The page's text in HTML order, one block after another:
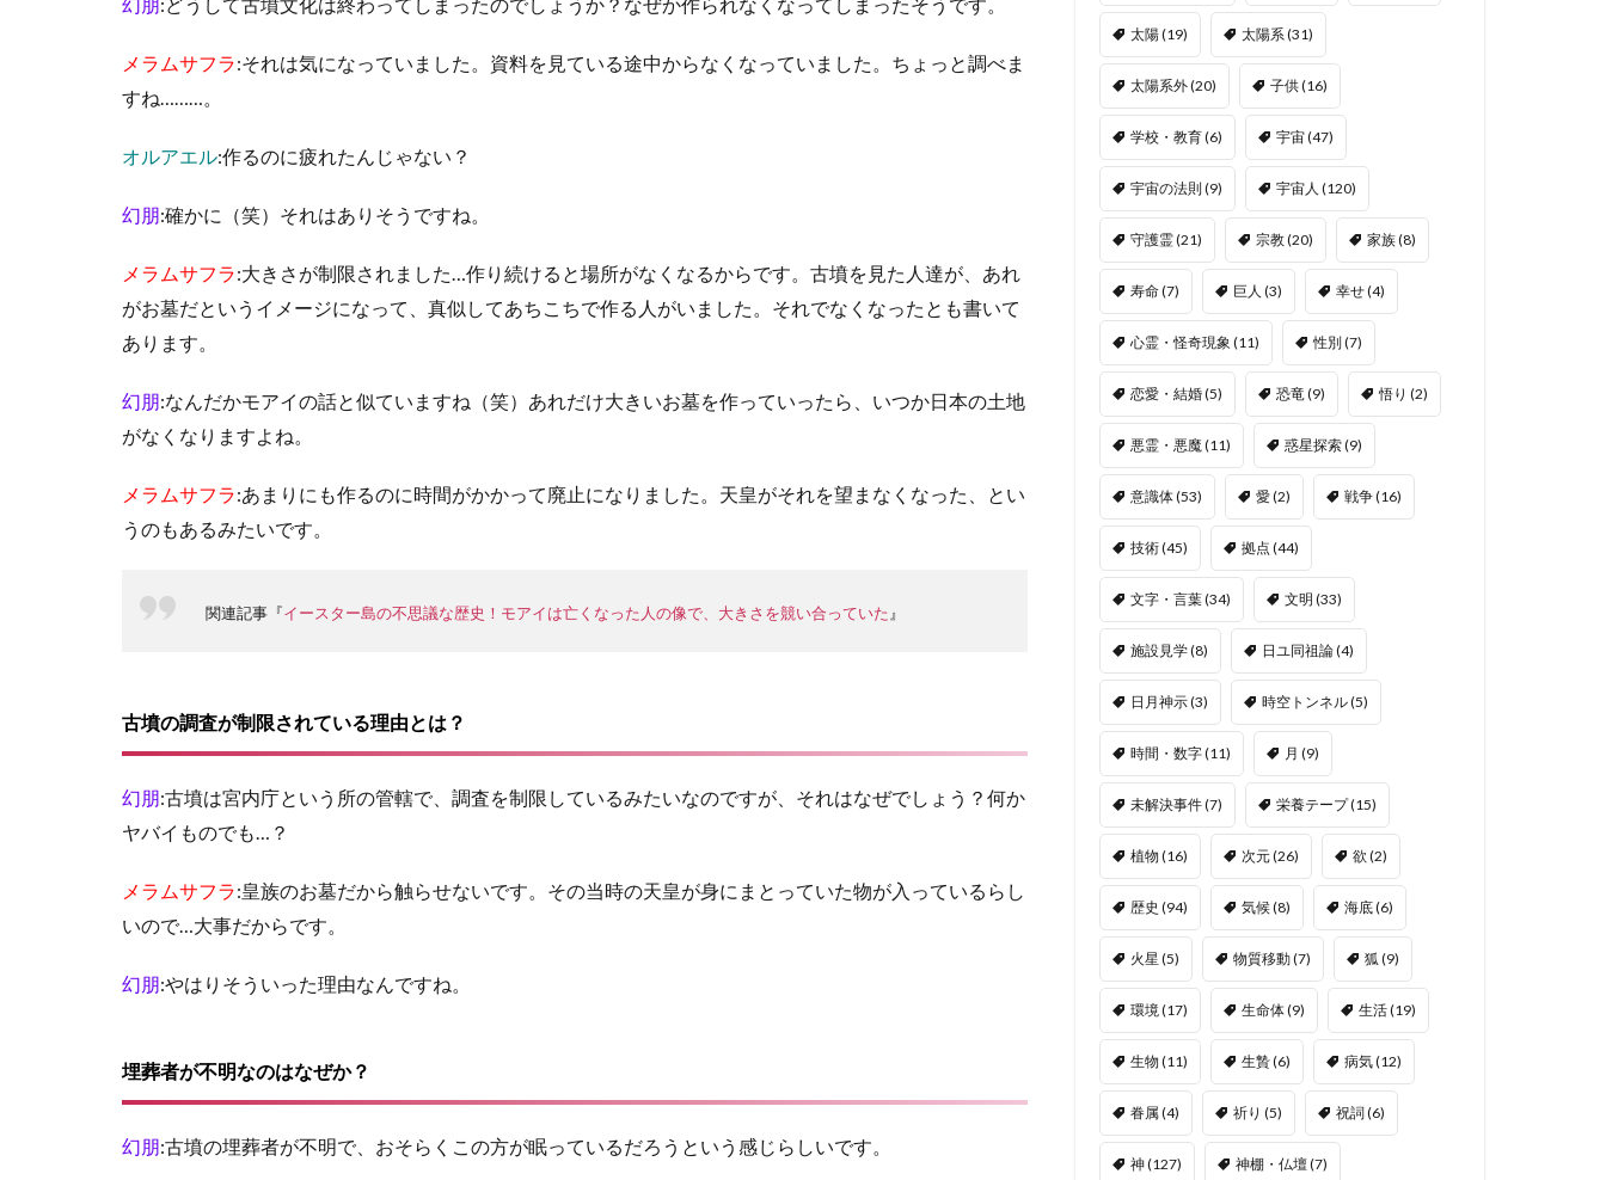
幻朋:どうして古墳文化は終わってしまったのでしょうか？なぜか作られなくなってしまったそうです。
メラムサフラ:それは気になっていました。資料を見ている途中からなくなっていました。ちょっと調べま
すね………。
オルアエル:作るのに疲れたんじゃない？
幻朋:確かに（笑）それはありそうですね。
メラムサフラ:大きさが制限されました…作り続けると場所がなくなるからです。古墳を見た人達が、あれ
がお墓だというイメージになって、真似してあちこちで作る人がいました。それでなくなったとも書いて
あります。
幻朋:なんだかモアイの話と似ていますね（笑）あれだけ大きいお墓を作っていったら、いつか日本の土地
がなくなりますよね。
メラムサフラ:あまりにも作るのに時間がかかって廃止になりました。天皇がそれを望まなくなった、とい
うのもあるみたいです。
関連記事『イースター島の不思議な歴史！モアイは亡くなった人の像で、大きさを競い合っていた』
古墳の調査が制限されている理由とは？
幻朋:古墳は宮内庁という所の管轄で、調査を制限しているみたいなのですが、それはなぜでしょう？何か
ヤバイものでも…？
メラムサフラ:皇族のお墓だから触らせないです。その当時の天皇が身にまとっていた物が入っているらし
いので…大事だからです。
幻朋:やはりそういった理由なんですね。
埋葬者が不明なのはなぜか？
幻朋:古墳の埋葬者が不明で、おそらくこの方が眠っているだろうという感じらしいです。
太陽(19) 太陽系(31)
太陽系外(20) 子供(16)
学校・教育(6) 宇宙(47)
宇宙の法則 (9) 宇宙人 (120)
守護霊(21) 宗教(20) 家族(8)
寿命(7) 巨人 (3) 幸せ(4)
心霊・怪奇現象 (11) 性別 (7)
恋愛・結婚(5) 恐竜(9) 悟り (2)
悪霊・悪魔(11) 惑星探索(9)
意識体(53) 愛(2) 戦争(16)
技術(45) 拠点 (44)
文字・言葉(34) 文明 (33)
施設見学(8) 日ユ同祖論(4)
日月神示(3) 時空トンネル(5)
時間・数字(11) 月 (9)
未解決事件(7) 栄養テープ(15)
植物 (16) 次元(26) 欲 (2)
歴史 (94) 気候(8) 海底(6)
火星 (5) 物質移動(7) 狐 (9)
環境(17) 生命体(9) 生活(19)
生物 (11) 生贄(6) 病気(12)
眷属(4) 祈り (5) 祝詞(6)
神(127) 神棚・仏壇(7)